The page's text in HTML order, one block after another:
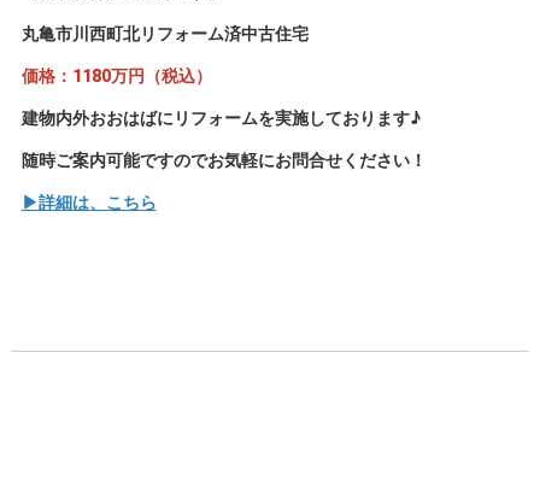
丸亀市川西町北リフォーム済中古住宅
価格：1180万円（税込）
建物内外おおはばにリフォームを実施しております♪
随時ご案内可能ですのでお気軽にお問合せください！
▶詳細は、こちら